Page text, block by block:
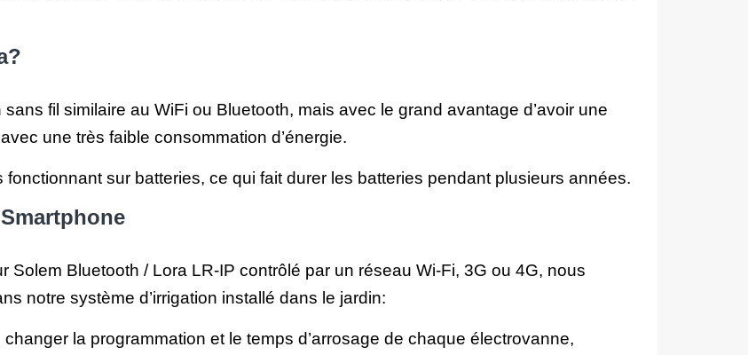
fil similaire au WiFi ou Bluetooth, mais avec le grand avantage d’avoir une
une très faible consommation d’énergie.
sur batteries, ce qui fait durer les batteries pendant plusieurs années.
Solem Bluetooth / Lora LR-IP contrôlé par un réseau Wi-Fi, 3G ou 4G, nous
notre système d’irrigation installé dans le jardin:
changer la programmation et le temps d’arrosage de chaque électrovanne,